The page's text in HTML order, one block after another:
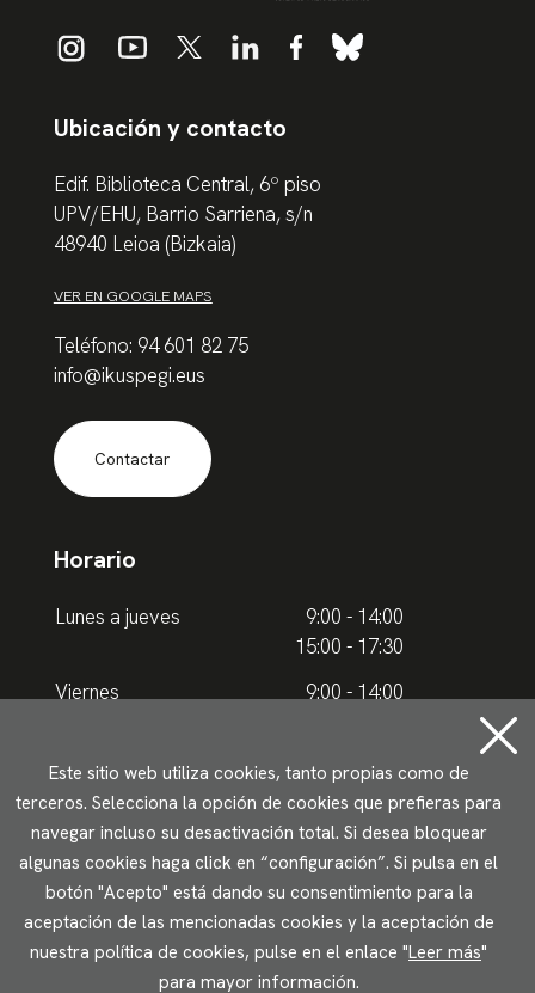
Ubicación y contacto
Edif. Biblioteca Central, 6º piso
UPV/EHU, Barrio Sarriena, s/n
48940 Leioa (Bizkaia)
VER EN GOOGLE MAPS
Teléfono: 94 601 82 75
info@ikuspegi.eus
Contactar
Horario
Lunes a jueves
9:00 - 14:00
15:00 - 17:30
Viernes
9:00 - 14:00
Horario de verano
Lunes a jueves
9.00 - 15.00
Viernes
9:00 - 14:00
Aviso legal Política de privacidad
Uso de cookies
Accesibilidad
Este sitio web utiliza cookies, tanto propias como de
terceros. Selecciona la opción de cookies que prefieras para
navegar incluso su desactivación total. Si desea bloquear
algunas cookies haga click en “configuración”. Si pulsa en el
botón "Acepto" está dando su consentimiento para la
aceptación de las mencionadas cookies y la aceptación de
nuestra política de cookies, pulse en el enlace "Leer más"
para mayor información.